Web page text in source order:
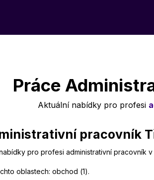
Práce
Aktuální nabídky pro profesi
pracovník
pro profesi administrativní pracovník
oblastech: obchod (1).